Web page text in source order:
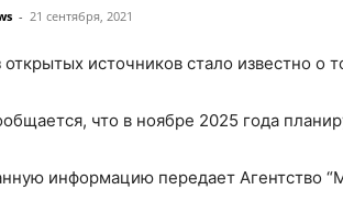
- 21 сентября, 2021
открытых источников стало известно о
что в ноябре 2025 года
информацию передает Агентство